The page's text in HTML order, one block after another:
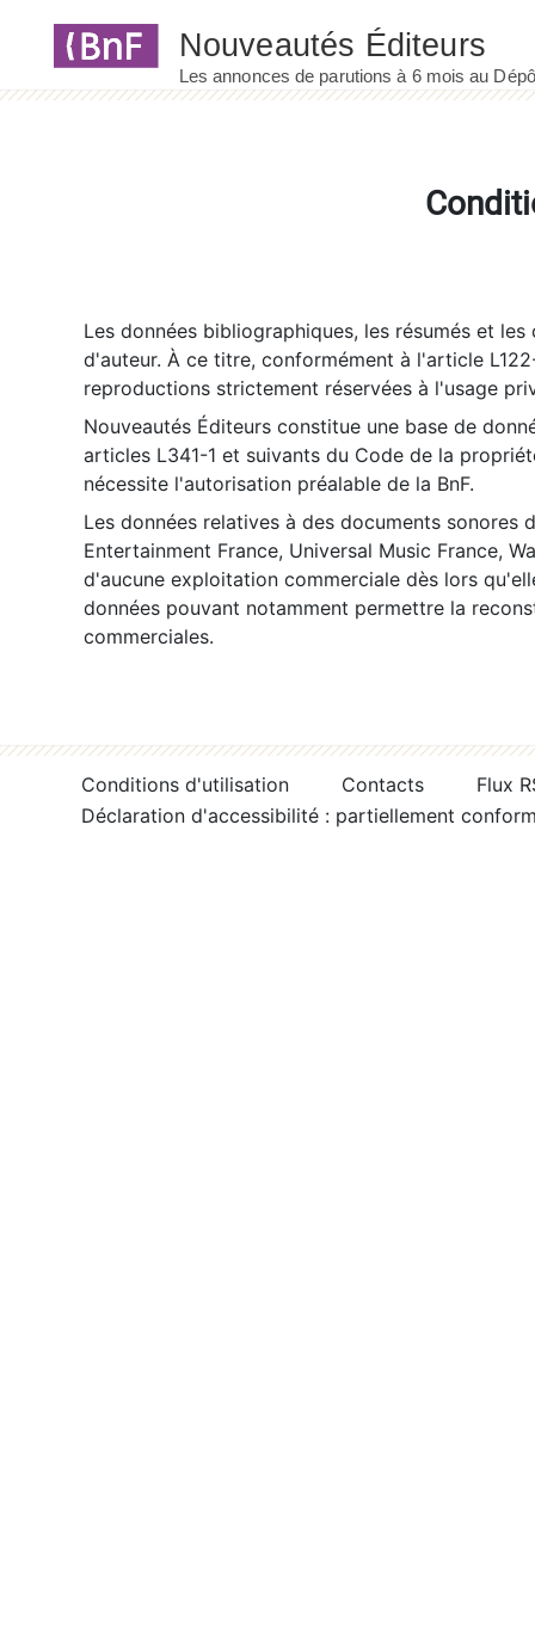
Les données bibliographiques, les résumés et
d'auteur. À ce titre, conformément à l'article
reproductions strictement réservées à l'usage
Nouveautés Éditeurs constitue une base de
articles L341-1 et suivants du Code de la
nécessite l'autorisation préalable de la BnF.
Les données relatives à des documents sonores
Entertainment France, Universal Music France,
d'aucune exploitation commerciale dès lors
données pouvant notamment permettre la
commerciales.
Conditions d'utilisation Contacts
Flux
Déclaration d'accessibilité : partiellement